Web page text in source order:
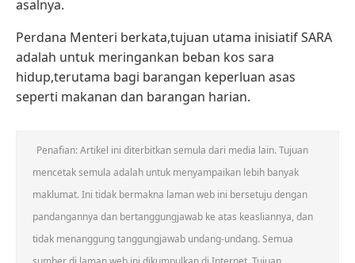
asalnya.
Perdana Menteri berkata,tujuan utama inisiatif SARA
adalah untuk meringankan beban kos sara
hidup,terutama bagi barangan keperluan asas
seperti makanan dan barangan harian.
Penafian: Artikel ini diterbitkan semula dari media lain. Tujuan
mencetak semula adalah untuk menyampaikan lebih banyak
maklumat. Ini tidak bermakna laman web ini bersetuju dengan
pandangannya dan bertanggungjawab ke atas keasliannya, dan
tidak menanggung tanggungjawab undang-undang. Semua